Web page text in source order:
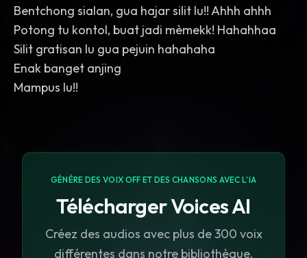
Bentchong sialan, gua hajar silit lu!! Ahhh ahhh
Potong tu kontol, buat jadi mèmekk! Hahahhaa
Silit gratisan lu gua pejuin hahahaha
Enak banget anjing
Mampus lu!!
GÉNÈRE DES VOIX OFF ET DES CHANSONS AVEC L'IA
Télécharger Voices AI
Créez des audios avec plus de 300 voix
différentes dans notre bibliothèque.